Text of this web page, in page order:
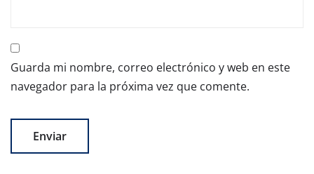
Guarda mi nombre, correo electrónico y web en este
navegador para la próxima vez que comente.